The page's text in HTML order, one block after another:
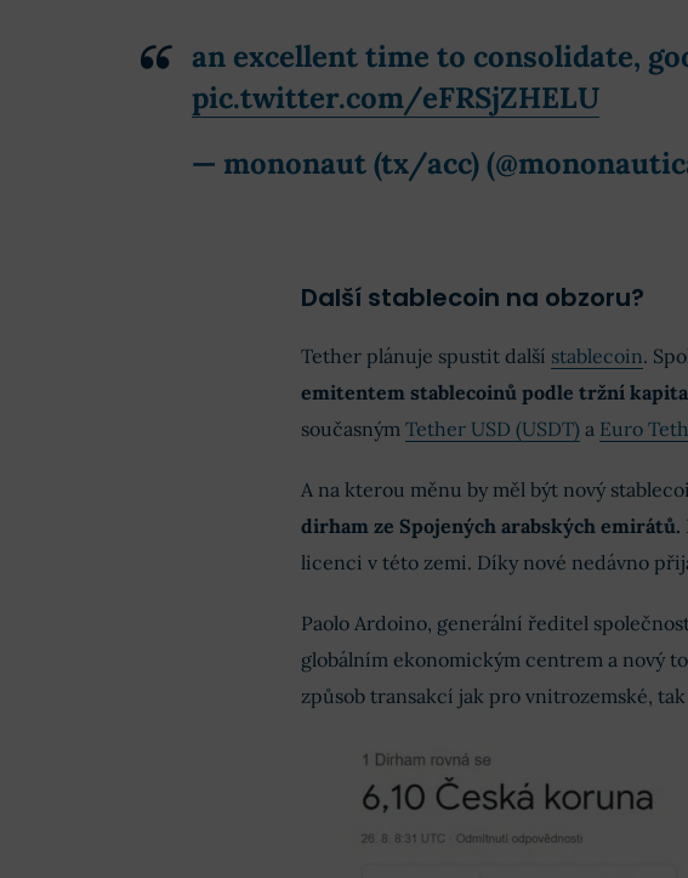
an excellent time to consolidate,
pic.twitter.com/eFRSjZHELU
— mononaut (tx/acc)
Další stablecoin na obzoru?
Tether plánuje spustit další stablecoin.
emitentem stablecoinů podle tržní
současným Tether USD (USDT) a Euro
A na kterou měnu by měl být nový
dirham ze Spojených arabských emirátů.
licenci v této zemi. Díky nové nedávno
Paolo Ardoino, generální ředitel
globálním ekonomickým centrem a nový
způsob transakcí jak pro vnitrozemské,